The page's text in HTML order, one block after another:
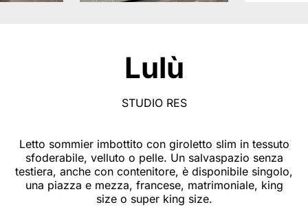
Lulù
STUDIO RES
Letto sommier imbottito con giroletto slim in tessuto
sfoderabile, velluto o pelle. Un salvaspazio senza
testiera, anche con contenitore, è disponibile singolo,
una piazza e mezza, francese, matrimoniale, king
size o super king size.